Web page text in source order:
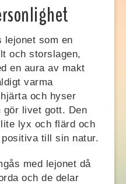
lejonet som en
och storslagen,
en aura av makt
varma
och hyser
livet gott. Den
lyx och flärd och
till sin natur.
med lejonet då
och de delar